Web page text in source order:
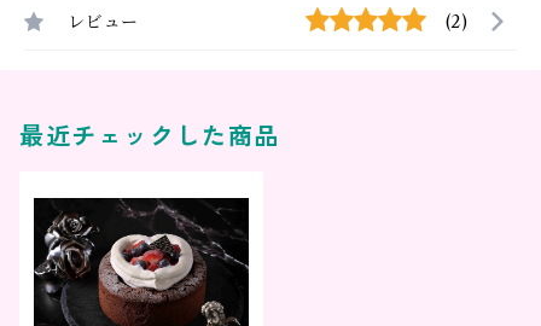
レビュー (2)
最近チェックした商品